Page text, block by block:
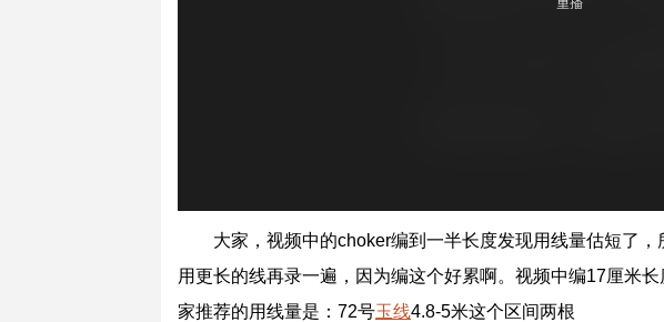
大家，视频中的choker编到一半长度发现用线量估短了
用更长的线再录一遍，因为编这个好累啊。视频中编17厘米
家推荐的用线量是：72号玉线4.8-5米这个区间两根